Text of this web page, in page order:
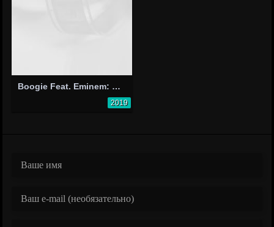
Boogie Feat. Eminem: Rainy Days
2019